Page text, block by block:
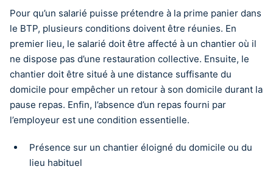
Pour qu’un salarié puisse prétendre à la prime panier dans
le BTP, plusieurs conditions doivent être réunies. En
premier lieu, le salarié doit être affecté à un chantier où il
ne dispose pas d’une restauration collective. Ensuite, le
chantier doit être situé à une distance suffisante du
domicile pour empêcher un retour à son domicile durant la
pause repas. Enfin, l’absence d’un repas fourni par
l’employeur est une condition essentielle.
Présence sur un chantier éloigné du domicile ou du
lieu habituel